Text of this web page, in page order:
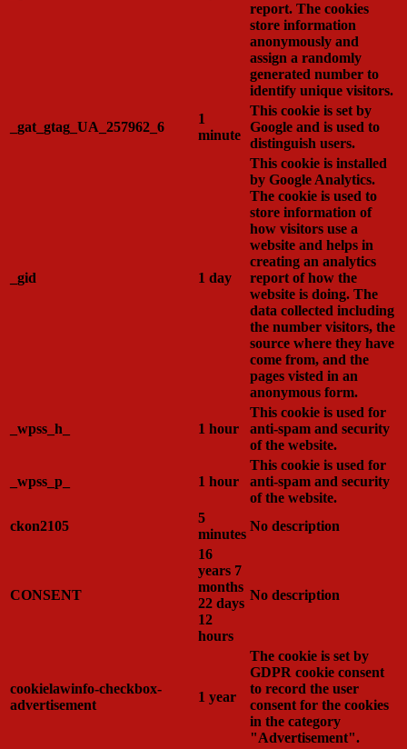
report. The cookies
store information
anonymously and
assign a randomly
generated number to
identify unique visitors.
_gat_gtag_UA_257962_6
1
minute
This cookie is set by
Google and is used to
distinguish users.
_gid 1 day
This cookie is installed
by Google Analytics.
The cookie is used to
store information of
how visitors use a
website and helps in
creating an analytics
report of how the
website is doing. The
data collected including
the number visitors, the
source where they have
come from, and the
pages visted in an
anonymous form.
_wpss_h_ 1 hour
This cookie is used for
anti-spam and security
of the website.
_wpss_p_ 1 hour
This cookie is used for
anti-spam and security
of the website.
ckon2105
5
minutes
No description
CONSENT
16
years 7
months
22 days
12
hours
No description
cookielawinfo-checkbox-
advertisement
1 year
The cookie is set by
GDPR cookie consent
to record the user
consent for the cookies
in the category
"Advertisement".